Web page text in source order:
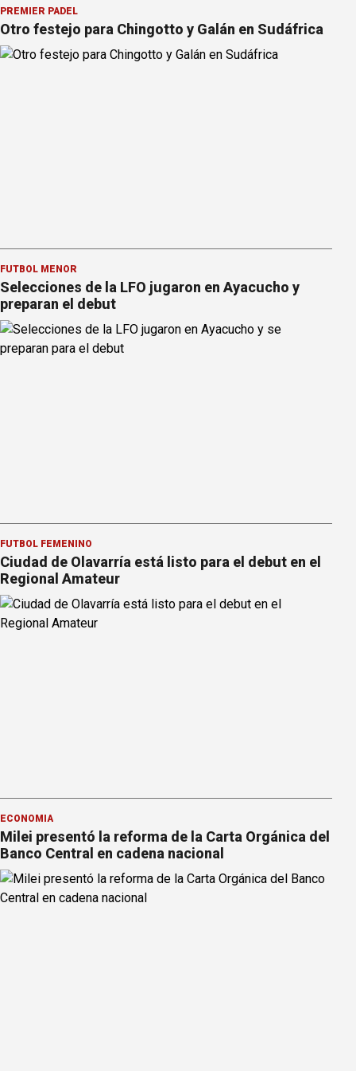
PREMIER PÁDEL
Otro festejo para Chingotto y Galán en Sudáfrica
FÚTBOL MENOR
Selecciones de la LFO jugaron en Ayacucho y
preparan el debut
FÚTBOL FEMENINO
Ciudad de Olavarría está listo para el debut en el
Regional Amateur
ECONOMÍA
Milei presentó la reforma de la Carta Orgánica del
Banco Central en cadena nacional